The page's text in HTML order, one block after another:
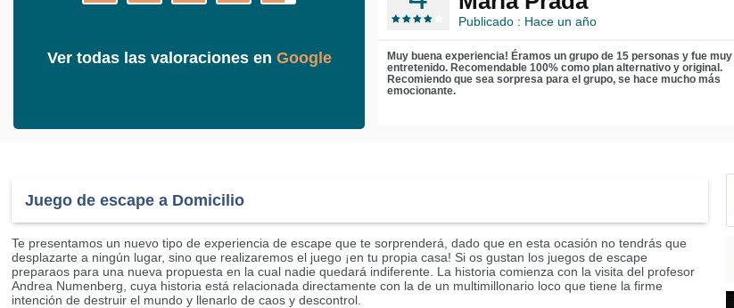
Ver todas las valoraciones en Google
Publicado : Hace un año
Muy buena experiencia! Éramos un grupo de 15 personas y fue muy
entretenido. Recomendable 100% como plan alternativo y original.
Recomiendo que sea sorpresa para el grupo, se hace mucho más
emocionante.
Juego de escape a Domicilio
Te presentamos un nuevo tipo de experiencia de escape que te sorprenderá, dado que en esta ocasión no tendrás que
desplazarte a ningún lugar, sino que realizaremos el juego ¡en tu propia casa! Si os gustan los juegos de escape
preparaos para una nueva propuesta en la cual nadie quedará indiferente. La historia comienza con la visita del profesor
Andrea Numenberg, cuya historia está relacionada directamente con la de un multimillonario loco que tiene la firme
intención de destruir el mundo y llenarlo de caos y descontrol.